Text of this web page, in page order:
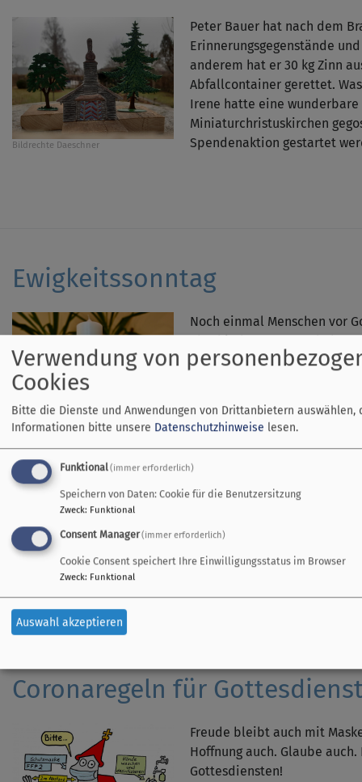
Bildrechte Daeschner
Peter Bauer hat nach dem
Erinnerungsgegenstände
anderem hat er 30 kg Zinn
Abfallcontainer gerettet.
Irene hatte eine
Miniaturchristuskirchen
Spendenaktion gestartet
Ewigkeitssonntag
Daeschner
Noch einmal Menschen vor
Noch einmal ihre Namen
uns selbst nicht selber
hierhergehört: Wir
Osterkerze, die wir
für die Hoffnung, dass der
Herzliche Einladung zum
Mit FFP2-Maske, Abstand und 3G.
Coronaregeln für
Freude bleibt auch mit
Hoffnung auch. Glaube
Gottesdiensten!
Verwendung von
Cookies
Bitte die Dienste und Anwendungen von Drittanbietern
Informationen bitte unsere Datenschutzhinweise lesen.
Funktional(immer erforderlich)
Speichern von Daten: Cookie für die Benutzersitzung
Zweck: Funktional
Consent Manager(immer erforderlich)
Cookie Consent speichert Ihre Einwilligungsstatus im Browser
Zweck: Funktional
Auswahl akzeptieren